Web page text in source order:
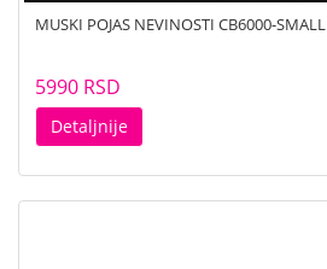
MUSKI POJAS NEVINOSTI CB6000-SMALL
5990 RSD
Detaljnije